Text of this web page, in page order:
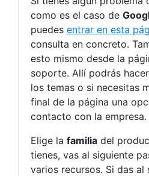
como es el caso de
puedes entrar en esta
consulta en concreto.
esto mismo desde la
soporte. Allí podrás
los temas o si necesitas
final de la página una
contacto con la empresa.
Elige la familia del
tienes, vas al siguiente
varios recursos. Si das al